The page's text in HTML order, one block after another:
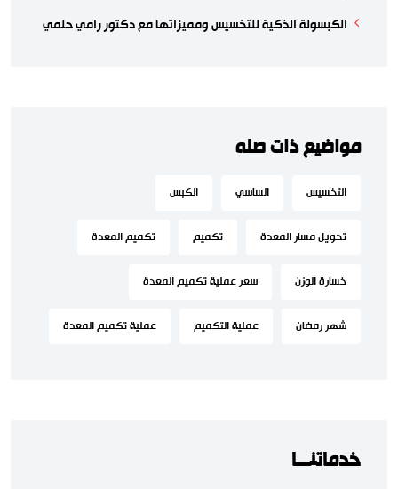
الكبسولة الذكية للتخسيس ومميزاتها مع دكتور رامي حلمي
مواضيع ذات صله
التخسيس الساسي الكبس
تحويل مسار المعدة تكميم تكميم المعدة
خسارة الوزن سعر عملية تكميم المعدة
شهر رمضان عملية التكميم عملية تكميم المعدة
خدماتنـــا